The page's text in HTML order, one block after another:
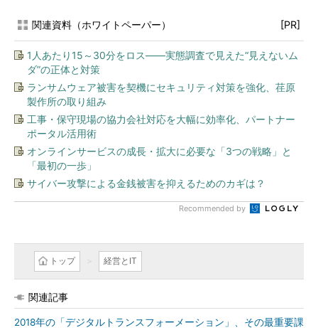
関連資料（ホワイトペーパー） [PR]
1人あたり15～30分をロス――実態調査で見えた“見えないム
ダ”の正体と対策
ランサムウェア被害を契機にセキュリティ対策を強化、荏原
製作所の取り組み
工事・保守現場の協力会社対応を大幅に効率化、パートナー
ポータル活用術
オンラインサービスの成長・拡大に必要な「3つの戦略」と
「最初の一歩」
サイバー攻撃による金銭被害を抑えるためのカギは？
Recommended by
トップ 経営とIT
関連記事
2018年の「デジタルトランスフォーメーション」、その最重要課